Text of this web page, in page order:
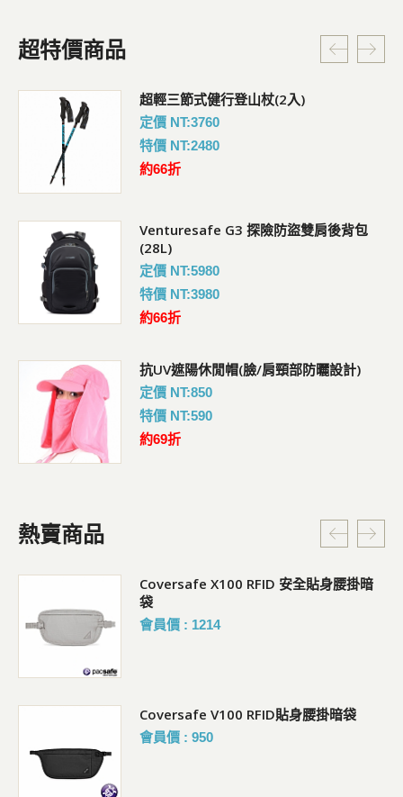
超特價商品
超輕三節式健行登山杖(2入)
定價 NT:3760
特價 NT:2480
約66折
Venturesafe G3 探險防盜雙肩後背包
(28L)
定價 NT:5980
特價 NT:3980
約66折
抗UV遮陽休閒帽(臉/肩頸部防曬設計)
定價 NT:850
特價 NT:590
約69折
熱賣商品
Coversafe X100 RFID 安全貼身腰掛暗
袋
會員價 : 1214
Coversafe V100 RFID貼身腰掛暗袋
會員價 : 950